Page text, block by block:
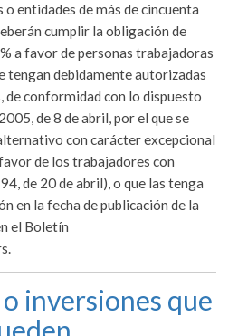
o entidades de más de cincuenta
cumplir la obligación de
a favor de personas trabajadoras
tengan debidamente autorizadas
de conformidad con lo dispuesto
de 8 de abril, por el que se
con carácter excepcional
de los trabajadores con
de 20 de abril), o que las tenga
en la fecha de publicación de la
el Boletín
inversiones que